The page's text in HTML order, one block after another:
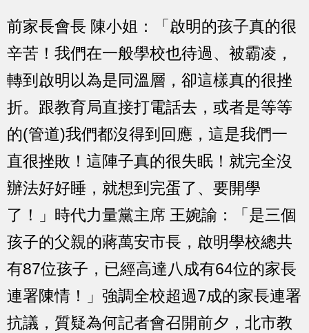
前家長會長 陳小姐：「啟明的孩子真的很
辛苦！我們在一般學校也待過、被霸凌，
轉到啟明以為是同溫層，卻這樣真的很挫
折。跟教育局直接打電話去，或者是等等
的(管道)我們都沒得到回應，這是我們一
直很挫敗！這陣子真的很失眠！就完全沒
辦法好好睡，就想到完蛋了、要開學
了！」時代力量黨主席 王婉諭：「是三個
孩子的父親的蔣萬安市長，啟明學校總共
有87位孩子，已經高達八成有64位的家長
連署陳情！」強調全校超過7成的家長連署
抗議，質疑為何記者會召開前夕，北市教